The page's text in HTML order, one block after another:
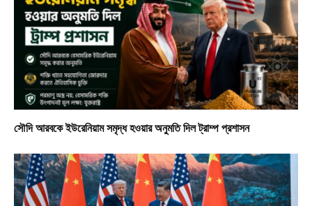
সৌদি আরবকে ইউরেনিয়াম সমৃদ্ধ হওয়ার অনুমতি দিল ট্রাম্প প্রশাসন